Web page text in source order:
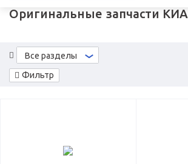
Оригинальные запчасти КИА
Фильтр
Все разделы